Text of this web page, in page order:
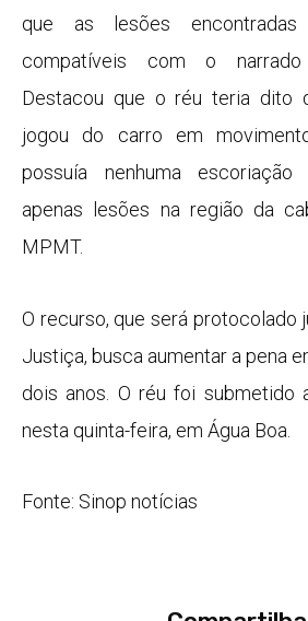
que as lesões
compatíveis com o
Destacou que o réu teria dito
jogou do carro em
possuía nenhuma
apenas lesões na região da
MPMT.
O recurso, que será protocolado
Justiça, busca aumentar a pena
dois anos. O réu foi submetido
nesta quinta-feira, em Água Boa.
Fonte: Sinop notícias